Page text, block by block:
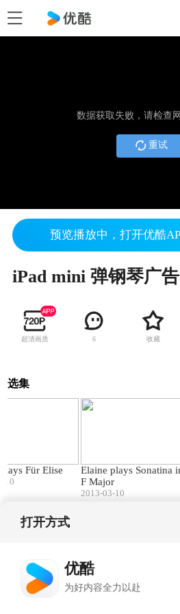
数据获取失败，请检查
重试
预览播放中，打开优酷
iPad mini 弹钢琴广告
超清画质 6 收藏
选集
Für Elise
10
Elaine plays Sonatina
F Major
2013-03-10
打开方式
优酷
为好内容全力以赴